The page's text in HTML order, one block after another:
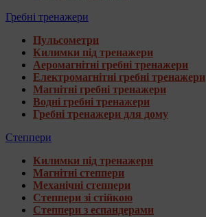
Гребні тренажери
Пульсометри
Килимки під тренажери
Аеромагнітні гребні тренажери
Електромагнітні гребні тренажери
Магнітні гребні тренажери
Водні гребні тренажери
Гребні тренажери для дому
Степпери
Килимки під тренажери
Магнітні степпери
Механічні степпери
Степпери зі стійкою
Степпери з еспандерами